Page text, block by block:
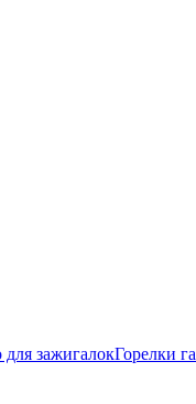
зажигалокГорелки